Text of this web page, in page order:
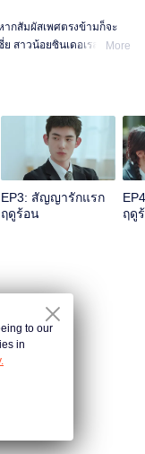
กสัมผัสเพศตรงข้ามก็จะ
สาวน้อยซินเดอเรลล่าที่
ของหานชีลู่....
More
EP3: สัญญารักแรก
ฤดูร้อน
ฤดู
to our
in